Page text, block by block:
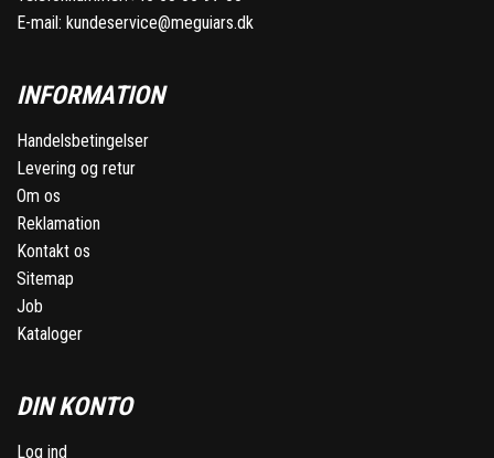
E-mail: kundeservice@meguiars.dk
INFORMATION
Handelsbetingelser
Levering og retur
Om os
Reklamation
Kontakt os
Sitemap
Job
Kataloger
DIN KONTO
Log ind